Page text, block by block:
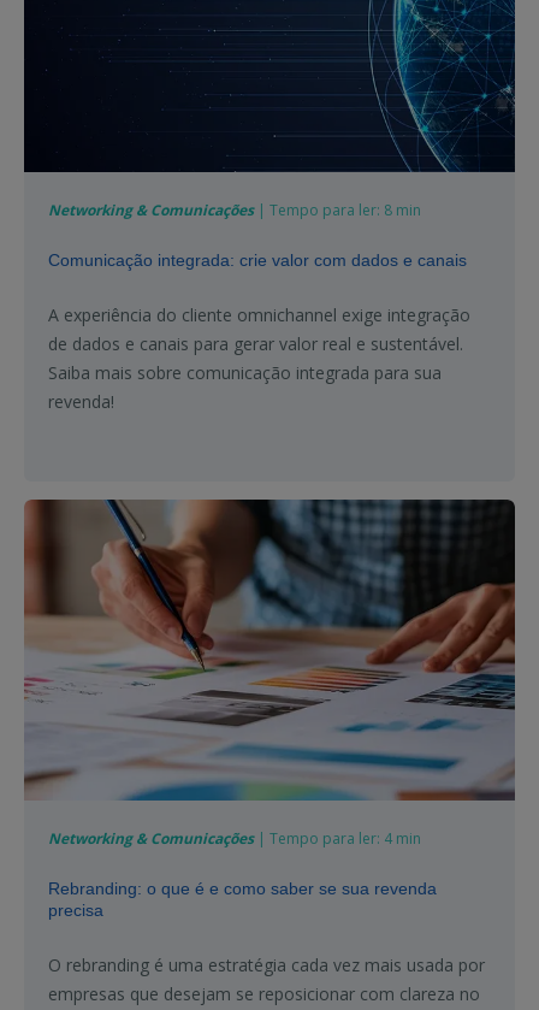
Networking & Comunicações| Tempo para ler: 8 min
Comunicação integrada: crie valor com dados e canais
A experiência do cliente omnichannel exige integração
de dados e canais para gerar valor real e sustentável.
Saiba mais sobre comunicação integrada para sua
revenda!
Networking & Comunicações| Tempo para ler: 4 min
Rebranding: o que é e como saber se sua revenda
precisa
O rebranding é uma estratégia cada vez mais usada por
empresas que desejam se reposicionar com clareza no